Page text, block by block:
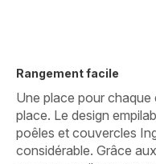
Rangement facile
Une place pour
place. Le design
poêles et couvercles
considérable. Grâce